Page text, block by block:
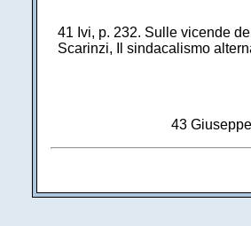
41 Ivi, p. 232. Sulle vicende
Scarinzi, Il sindacalismo
43